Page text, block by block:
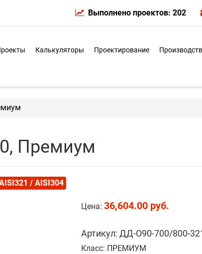
Выполнено проектов: 202
Калькуляторы Проектирование
Премиум
/ AISI304
Цена: 36,604.00 руб.
Артикул: ДД-О90-700/800-
Класс: ПРЕМИУМ